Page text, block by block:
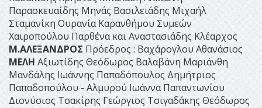
Παρασκευαίδης Μηνάς Βασιλειάδης Μιχαήλ
Σταμανίκη Ουρανία Καρανθήμου Συμεών
Χαιροπούλου Παρθένα και Αναστασιάδης Κλέαρχος
Μ.ΑΛΕΞΑΝΔΡΟΣ Πρόεδρος : Βαχάρογλου Αθανάσιος
ΜΕΛΗ Αξιωτίδης Θεόδωρος Βαλαβάνη Μαριάνθη
Μανδάλης Ιωάννης Παπαδόπουλος Δημήτριος
Παπαδοπούλου - Αλμυρού Ιωάννα Παπαντωνίου
Διονύσιος Τσακίρης Γεώργιος Τσιγαδάκης Θεόδωρος